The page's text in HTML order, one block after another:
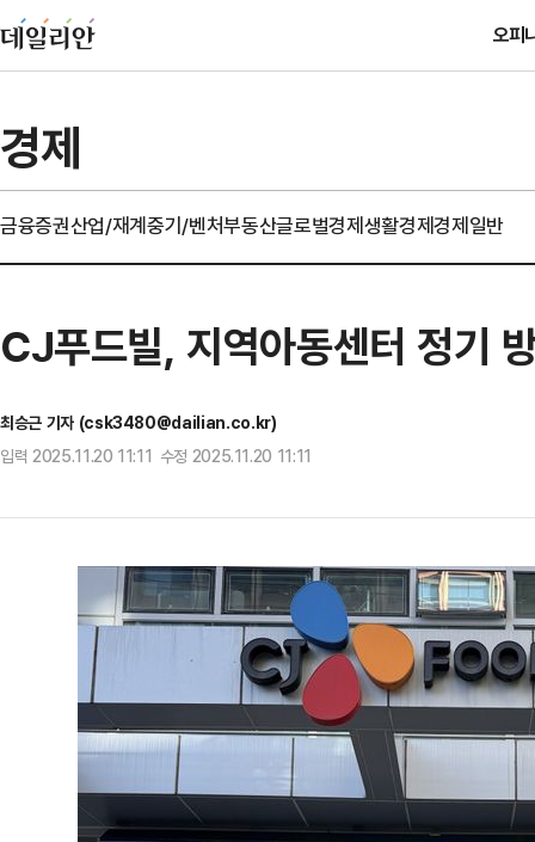
오피
경제
금융증권산업/재계중기/벤처부동산글로벌경제생활경제경제일반
CJ푸드빌, 지역아동센터 정기
최승근 기자 (csk3480@dailian.co.kr)
입력 2025.11.20 11:11 수정 2025.11.20 11:11